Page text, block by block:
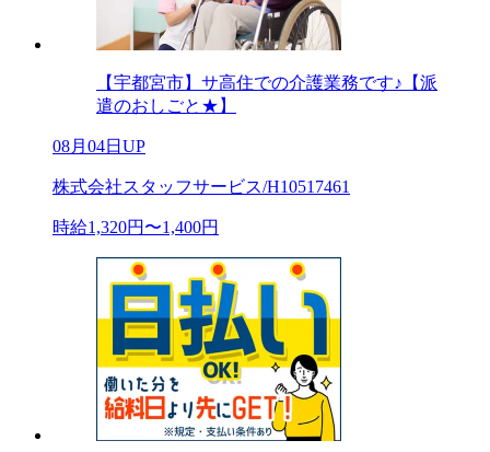
【宇都宮市】サ高住での介護業務です♪【派
遣のおしごと★】
08月04日UP
株式会社スタッフサービス/H10517461
時給1,320円〜1,400円